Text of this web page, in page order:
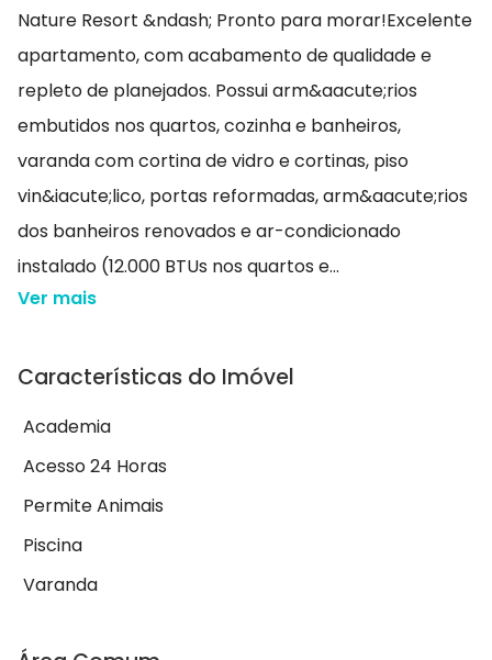
Nature Resort &ndash; Pronto para morar!Excelente
apartamento, com acabamento de qualidade e
repleto de planejados. Possui arm&aacute;rios
embutidos nos quartos, cozinha e banheiros,
varanda com cortina de vidro e cortinas, piso
vin&iacute;lico, portas reformadas, arm&aacute;rios
dos banheiros renovados e ar-condicionado
instalado (12.000 BTUs nos quartos e...
Ver mais
Características do Imóvel
Academia
Acesso 24 Horas
Permite Animais
Piscina
Varanda